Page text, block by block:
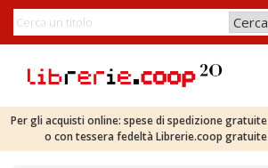
Per gli acquisti online: spese di spedizione
o con tessera fedeltà Librerie.coop